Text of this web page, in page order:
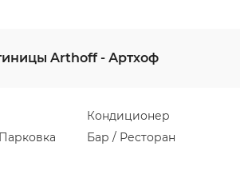
Arthoff - Артхоф
Кондиционер
Бар / Ресторан